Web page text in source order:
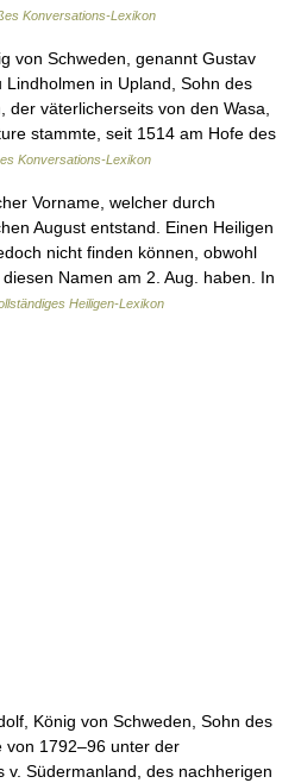
Konversations-Lexikon
von Schweden, genannt Gustav
in Upland, Sohn des
der väterlicherseits von den Wasa,
stammte, seit 1514 am Hofe des
Konversations-Lexikon
Vorname, welcher durch
August entstand. Einen Heiligen
nicht finden können, obwohl
Namen am 2. Aug. haben. In
Heiligen-Lexikon
König von Schweden, Sohn des
von 1792–96 unter der
v. Südermanland, des nachherigen